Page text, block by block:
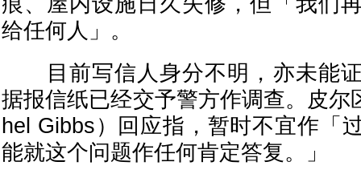
给任何人」。
目前写信人身分不明，亦未能证
据报信纸已经交予警方作调查。皮尔
hel Gibbs）回应指，暂时不宜作「
能就这个问题作任何肯定答复。」